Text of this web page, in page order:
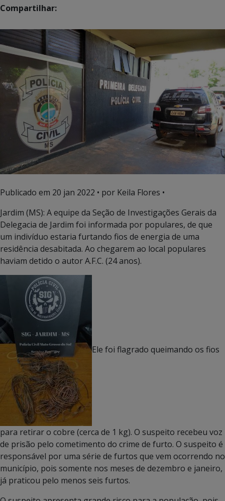
Compartilhar:
Publicado em 20 jan 2022 • por Keila Flores •
Jardim (MS): A equipe da Seção de Investigações Gerais da
Delegacia de Jardim foi informada por populares, de que
um indivíduo estaria furtando fios de energia de uma
residência desabitada. Ao chegarem ao local populares
haviam detido o autor A.F.C. (24 anos).
Ele foi flagrado queimando os fios
para retirar o cobre (cerca de 1 kg). O suspeito recebeu voz
de prisão pelo cometimento do crime de furto. O suspeito é
responsável por uma série de furtos que vem ocorrendo no
município, pois somente nos meses de dezembro e janeiro,
já praticou pelo menos seis furtos.